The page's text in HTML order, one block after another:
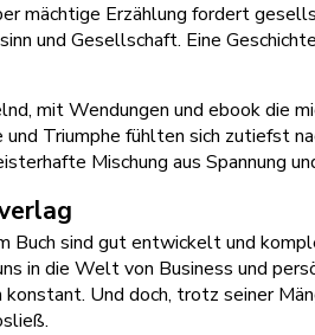
mächtige Erzählung fordert
und Gesellschaft. Eine
mit Wendungen und ebook die
und Triumphe fühlten sich zutiefst
Mischung aus Spannung
Buch sind gut entwickelt und
in die Welt von Business und
Und doch, trotz seiner